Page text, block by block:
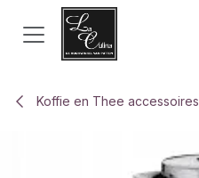
Overslaan naar inhoud
Koffie en Thee accessoires